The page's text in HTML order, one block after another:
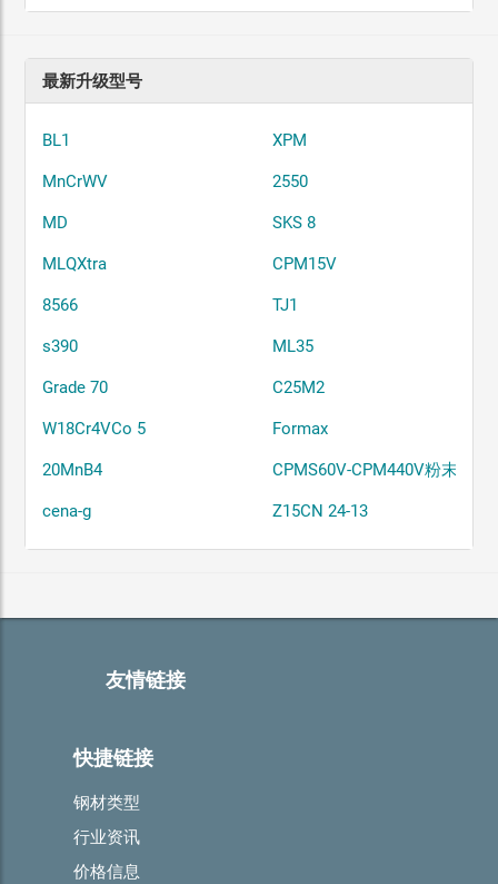
最新升级型号
BL1 XPM
MnCrWV 2550
MD SKS 8
MLQXtra CPM15V
8566 TJ1
s390 ML35
Grade 70 C25M2
W18Cr4VCo 5 Formax
20MnB4 CPMS60V-CPM440V粉末钢
cena-g Z15CN 24-13
友情链接
快捷链接
钢材类型
行业资讯
价格信息